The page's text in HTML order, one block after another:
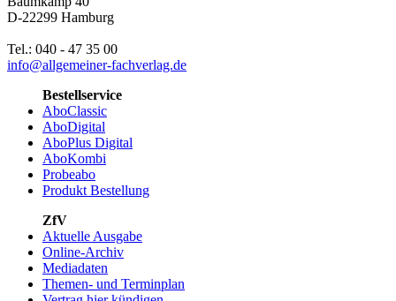
D-22299 Hamburg
Tel.: 040 - 47 35 00
info@allgemeiner-fachverlag.de
Bestellservice
AboClassic
AboDigital
AboPlus Digital
AboKombi
Probeabo
Produkt Bestellung
ZfV
Aktuelle Ausgabe
Online-Archiv
Mediadaten
Themen- und Terminplan